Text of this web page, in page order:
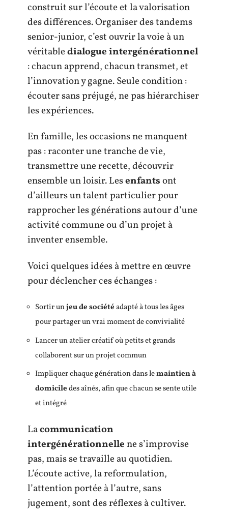
construit sur l’écoute et la valorisation
des différences. Organiser des tandems
senior-junior, c’est ouvrir la voie à un
véritabledialogue intergénérationnel
: chacun apprend, chacun transmet, et
l’innovation y gagne. Seule condition :
écouter sans préjugé, ne pas hiérarchiser
les expériences.
En famille, les occasions ne manquent
pas : raconter une tranche de vie,
transmettre une recette, découvrir
ensemble un loisir. Lesenfantsont
d’ailleurs un talent particulier pour
rapprocher les générations autour d’une
activité commune ou d’un projet à
inventer ensemble.
Voici quelques idées à mettre en œuvre
pour déclencher ces échanges :
Sortir unjeu de sociétéadapté à tous les âges
pour partager un vrai moment de convivialité
Lancer un atelier créatif où petits et grands
collaborent sur un projet commun
Impliquer chaque génération dans lemaintien à
domiciledes aînés, afin que chacun se sente utile
et intégré
Lacommunication
intergénérationnellene s’improvise
pas, mais se travaille au quotidien.
L’écoute active, la reformulation,
l’attention portée à l’autre, sans
jugement, sont des réflexes à cultiver.